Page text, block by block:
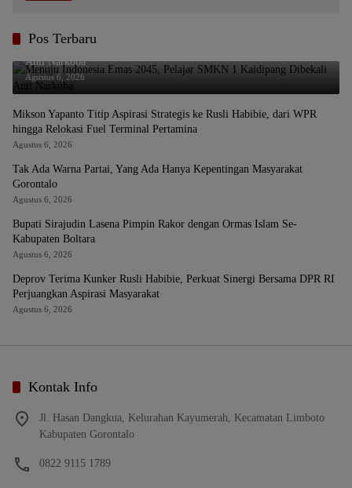
Pos Terbaru
Menuju Indonesia Emas 2045, Pelajar SMKN 1 Kaidipang Dibekali
Anti Narkoba
Agustus 6, 2026
Mikson Yapanto Titip Aspirasi Strategis ke Rusli Habibie, dari WPR
hingga Relokasi Fuel Terminal Pertamina
Agustus 6, 2026
Tak Ada Warna Partai, Yang Ada Hanya Kepentingan Masyarakat
Gorontalo
Agustus 6, 2026
Bupati Sirajudin Lasena Pimpin Rakor dengan Ormas Islam Se-
Kabupaten Boltara
Agustus 6, 2026
Deprov Terima Kunker Rusli Habibie, Perkuat Sinergi Bersama DPR RI
Perjuangkan Aspirasi Masyarakat
Agustus 6, 2026
Kontak Info
Jl. Hasan Dangkua, Kelurahan Kayumerah, Kecamatan Limboto
Kabupaten Gorontalo
0822 9115 1789